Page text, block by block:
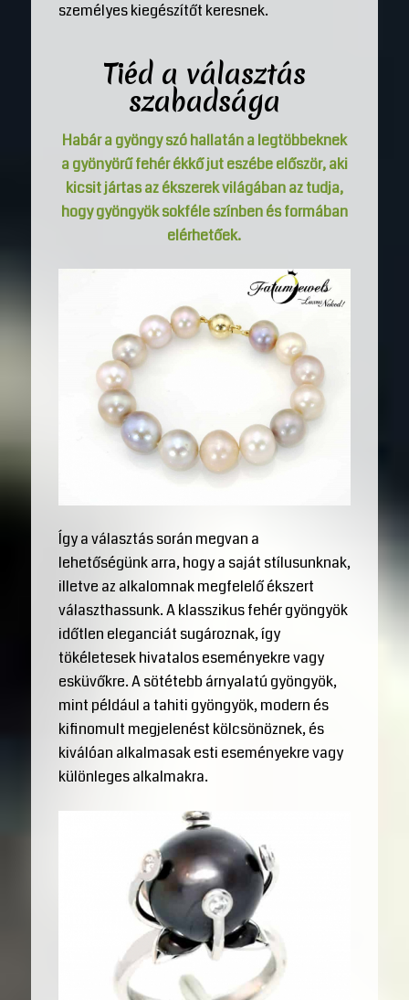
személyes kiegészítőt keresnek.
Tiéd a választás
szabadsága
Habár a gyöngy szó hallatán a legtöbbeknek
a gyönyörű fehér ékkő jut eszébe először, aki
kicsit jártas az ékszerek világában az tudja,
hogy gyöngyök sokféle színben és formában
elérhetőek.
Így a választás során megvan a
lehetőségünk arra, hogy a saját stílusunknak,
illetve az alkalomnak megfelelő ékszert
választhassunk. A klasszikus fehér gyöngyök
időtlen eleganciát sugároznak, így
tökéletesek hivatalos eseményekre vagy
esküvőkre. A sötétebb árnyalatú gyöngyök,
mint például a tahiti gyöngyök, modern és
kifinomult megjelenést kölcsönöznek, és
kiválóan alkalmasak esti eseményekre vagy
különleges alkalmakra.